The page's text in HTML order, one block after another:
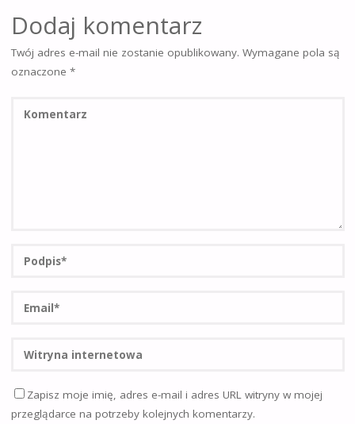
Dodaj komentarz
Twój adres e-mail nie zostanie opublikowany. Wymagane pola są
oznaczone *
Zapisz moje imię, adres e-mail i adres URL witryny w mojej
przeglądarce na potrzeby kolejnych komentarzy.